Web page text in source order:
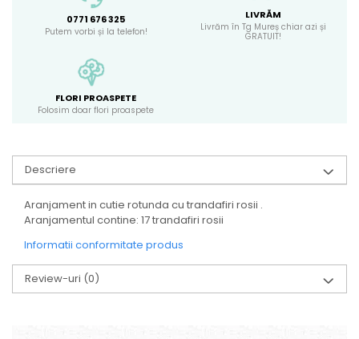
0771 676 325
Putem vorbi și la telefon!
LIVRĂM
Livrăm în Tg Mureș chiar azi și
GRATUIT!
FLORI PROASPETE
Folosim doar flori proaspete
Descriere
Aranjament in cutie rotunda cu trandafiri rosii .
Aranjamentul contine: 17 trandafiri rosii
Informatii conformitate produs
Review-uri (0)